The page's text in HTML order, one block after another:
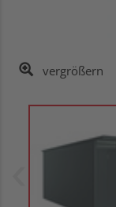
vergrößern